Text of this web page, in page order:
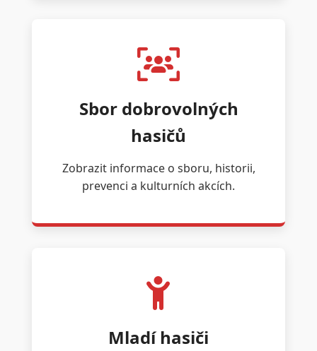
Sbor dobrovolných
hasičů
Zobrazit informace o sboru, historii,
prevenci a kulturních akcích.
Mladí hasiči